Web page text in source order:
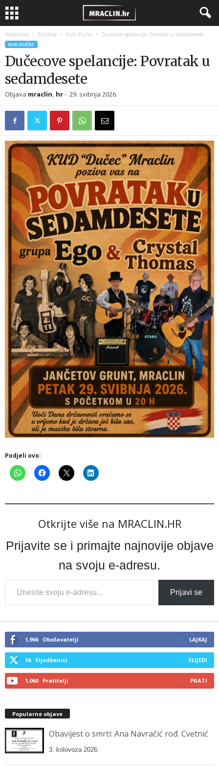
Naslovnica Društva KUD Dučec Dučecove spelancije: Povratak u sedamdesete
KUD DUČEC
Dučecove spelancije: Povratak u
sedamdesete
Objava mraclin. hr- 29. svibnja 2026.
Podjeli ovo:
Otkrijte više na MRACLIN.HR
Prijavite se i primajte najnovije objave
na svoju e-adresu.
Type
your
email…
Prijavi se
1,966 Obožavatelji LAJKAJ
16 Sljedbenici SLIJEDI
1,060 Pratitelji PRATI
Popularne objave
Obavijest o smrti: Ana Navračić rođ. Cvetnić
3. kolovoza 2026.